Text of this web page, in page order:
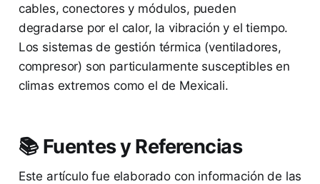
cables, conectores y módulos, pueden
degradarse por el calor, la vibración y el tiempo.
Los sistemas de gestión térmica (ventiladores,
compresor) son particularmente susceptibles en
climas extremos como el de Mexicali.
📚 Fuentes y Referencias
Este artículo fue elaborado con información de las